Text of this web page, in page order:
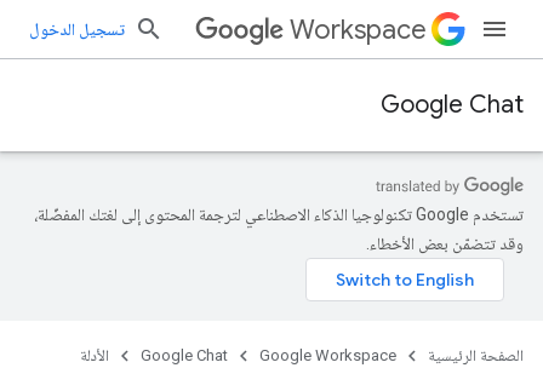
Workspace تسجيل الدخول
Google Chat
تستخدم Google تكنولوجيا الذكاء الاصطناعي لترجمة المحتوى إلى لغتك المفضّلة،
وقد تتضمّن بعض الأخطاء.
الصفحة الرئيسية Google Workspace
Google Chat الأدلة